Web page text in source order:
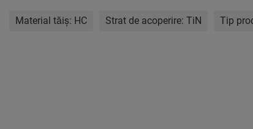
Material tăiș: HC Strat de acoperire: TiN Tip